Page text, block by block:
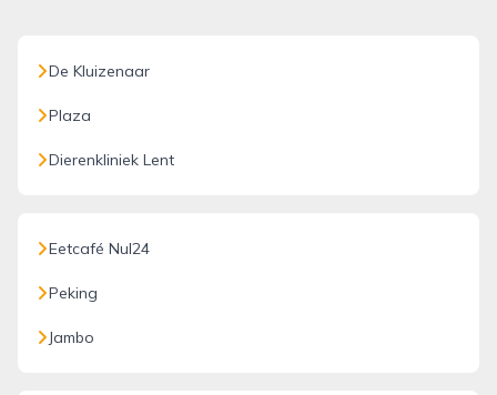
De Kluizenaar
Plaza
Dierenkliniek Lent
Eetcafé Nul24
Peking
Jambo